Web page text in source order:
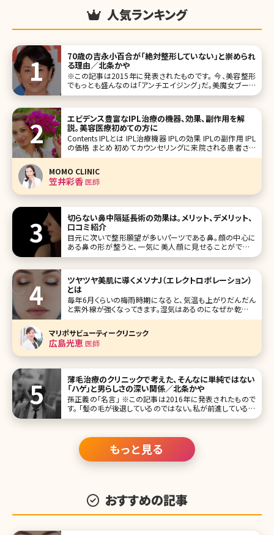
人気ランキング
70歳の吉永小百合が「絶対整形していない」と崇められ
る理由／北条かや
※この記事は2015年に発表されたものです。 今、美容整形
でもっとも盛んなのは「アンチエイジング」だ。美魔女ブーム
も相まって、美容整形マーケットは中高年世代に熱い眼差し
エビデンス豊富なIPL治療の機器、効果、副作用を解
説。美容医療初めての方に
Contents IPLとは IPL治療機器 IPLの効果 IPLの副作用 IPL
の価格 まとめ 初めてカウンセリングに来院される患者さん
にお肌で気になっているところはどこですかと聞くと、「赤み
MOMO CLINIC
笠井彩香医師
切らない鼻中隔延長術の効果は。メリット、デメリット、
口コミ紹介
目元に次いで整形願望が多いパーツである鼻。顔の中心に
ある鼻の形が整うと、一気に美人顔に見せることができま
す。でも、実際には「上向きの鼻が気になる」「正面から見たと
ツヤツヤ美肌に導くメソナJ（エレクトロポレーション）
とは
毎年6月くらいの梅雨時期になると、気温も上がりだんだん
と紫外線が強くなってきます。湿気はあるのになぜか乾燥す
るなと思われる方も多いのではないでしょうか。気温と湿度
が高いことによって汗や皮脂が出ており、汗が蒸発すること
によって肌が乾燥してしまい、中には自身の汗や皮脂でかぶ
れてしまうケースもあります。
マリポサビューティークリニック
広島光恵 医師
薄毛治療のクリニックで考えた、そんなに単純ではない
「ハゲ」と男らしさの深い関係／北条かや
孫正義の「名言」 ※この記事は2016年に発表されたもので
す。 「髪の毛が後退しているのではない。私が前進しているの
である。」――言わずと知れた、孫正義氏の名言ツイートだ（2013
のつぶやき
もっと見る
おすすめの記事